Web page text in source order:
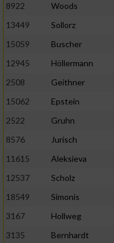
8922
Woods
13449
Sollorz
15059
Buscher
12945
Höllermann
2508
Geithner
15062
Epstein
2522
Gruhn
8576
Jurisch
11615
Aleksieva
12537
Scholz
18549
Simonis
3167
Hollweg
3135
Bernhardt